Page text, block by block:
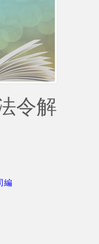
令解
編